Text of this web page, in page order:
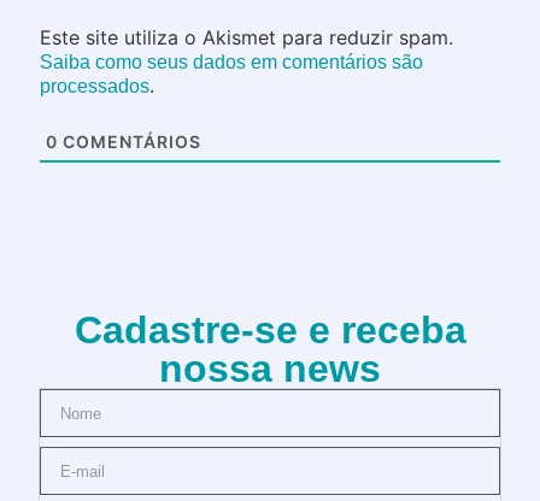
Este site utiliza o Akismet para reduzir spam.
Saiba como seus dados em comentários são
processados.
0 COMENTÁRIOS
Cadastre-se e receba
nossa news